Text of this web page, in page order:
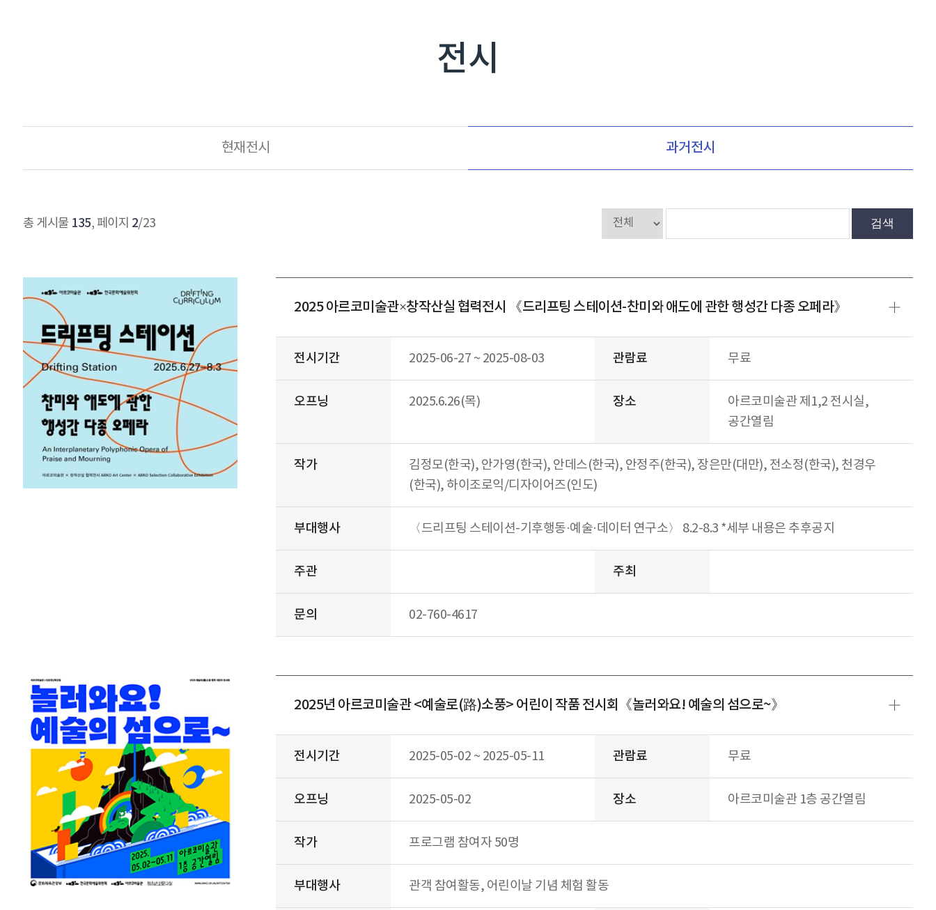
전시
현재전시 과거전시
총 게시물 135, 페이지 2/23 검색
2025 아르코미술관×창작산실 협력전시 《드리프팅 스테이션-찬미와 애도에 관한 행성간 다종 오페라》
전시기간 2025-06-27 ~ 2025-08-03 관람료 무료
오프닝 2025.6.26(목) 장소
아르코미술관 제1,2 전시실,
공간열림
작가
김정모(한국), 안가영(한국), 안데스(한국), 안정주(한국), 장은만(대만), 전소정(한국), 천경우
(한국), 하이조로익/디자이어즈(인도)
부대행사 〈드리프팅 스테이션-기후행동·예술·데이터 연구소〉 8.2-8.3 *세부 내용은 추후공지
주관 주최
문의 02-760-4617
2025년 아르코미술관 <예술로(路)소풍> 어린이 작품 전시회《놀러와요! 예술의 섬으로~》
전시기간 2025-05-02 ~ 2025-05-11 관람료 무료
오프닝 2025-05-02 장소 아르코미술관 1층 공간열림
작가 프로그램 참여자 50명
부대행사 관객 참여활동, 어린이날 기념 체험 활동